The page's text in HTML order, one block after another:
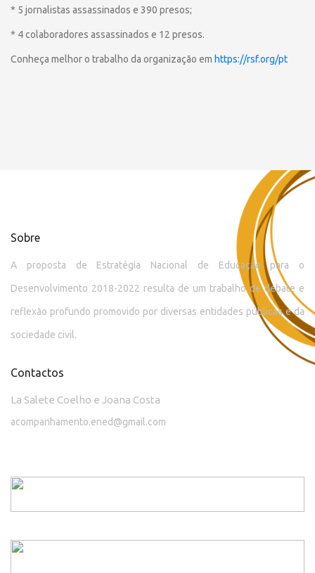
* 5 jornalistas assassinados e 390 presos;
* 4 colaboradores assassinados e 12 presos.
Conheça melhor o trabalho da organização em https://rsf.org/pt
Sobre
A proposta de Estratégia Nacional de Educação para o
Desenvolvimento 2018-2022 resulta de um trabalho de debate e
reflexão profundo promovido por diversas entidades públicas e da
sociedade civil.
Contactos
La Salete Coelho e Joana Costa
acompanhamento.ened@gmail.com